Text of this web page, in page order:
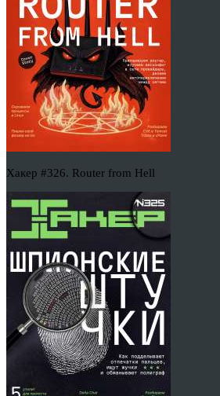
Хакер #326. Router from Hell